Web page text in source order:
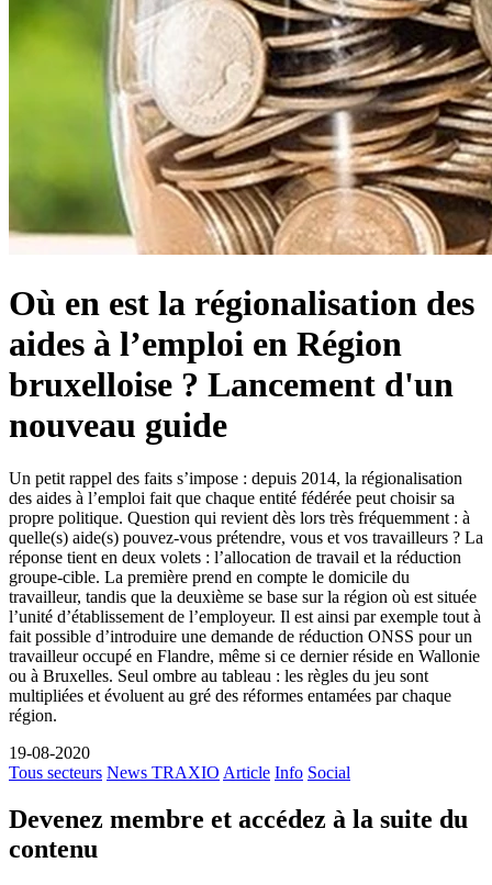
Où en est la régionalisation des
aides à l’emploi en Région
bruxelloise ? Lancement d'un
nouveau guide
Un petit rappel des faits s’impose : depuis 2014, la régionalisation
des aides à l’emploi fait que chaque entité fédérée peut choisir sa
propre politique. Question qui revient dès lors très fréquemment : à
quelle(s) aide(s) pouvez-vous prétendre, vous et vos travailleurs ? La
réponse tient en deux volets : l’allocation de travail et la réduction
groupe-cible. La première prend en compte le domicile du
travailleur, tandis que la deuxième se base sur la région où est située
l’unité d’établissement de l’employeur. Il est ainsi par exemple tout à
fait possible d’introduire une demande de réduction ONSS pour un
travailleur occupé en Flandre, même si ce dernier réside en Wallonie
ou à Bruxelles. Seul ombre au tableau : les règles du jeu sont
multipliées et évoluent au gré des réformes entamées par chaque
région.
19-08-2020
Tous secteurs News TRAXIO Article Info Social
Devenez membre et accédez à la suite du
contenu